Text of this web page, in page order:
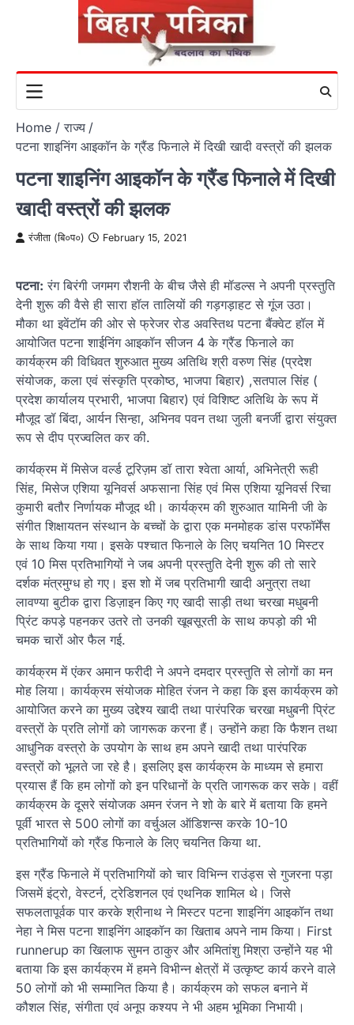
Home
राज्य
पटना शाइनिंग आइकॉन के ग्रैंड फिनाले में दिखी खादी वस्त्रों की झलक
पटना शाइनिंग आइकॉन के ग्रैंड फिनाले में दिखी
खादी वस्त्रों की झलक
रंजीता (बि०प०) February 15, 2021
पटना: रंग बिरंगी जगमग रौशनी के बीच जैसे ही मॉडल्स ने अपनी प्रस्तुति
देनी शुरू की वैसे ही सारा हॉल तालियों की गड़गड़ाहट से गूंज उठा।
मौका था इवेंटॉम की ओर से फ्रेजर रोड अवस्तिथ पटना बैंक्वेट हॉल में
आयोजित पटना शाईनिंग आइकॉन सीजन 4 के ग्रैंड फिनाले का
कार्यक्रम की विधिवत शुरुआत मुख्य अतिथि श्री वरुण सिंह (प्रदेश
संयोजक, कला एवं संस्कृति प्रकोष्ठ, भाजपा बिहार) ,सतपाल सिंह (
प्रदेश कार्यालय प्रभारी, भाजपा बिहार) एवं विशिष्ट अतिथि के रूप में
मौजूद डॉ बिंदा, आर्यन सिन्हा, अभिनव पवन तथा जुली बनर्जी द्वारा संयुक्त
रूप से दीप प्रज्वलित कर की.
कार्यक्रम में मिसेज वर्ल्ड टूरिज़म डॉ तारा श्वेता आर्या, अभिनेत्री रूही
सिंह, मिसेज एशिया यूनिवर्स अफसाना सिंह एवं मिस एशिया यूनिवर्स रिचा
कुमारी बतौर निर्णायक मौजूद थी। कार्यक्रम की शुरुआत यामिनी जी के
संगीत शिक्षायतन संस्थान के बच्चों के द्वारा एक मनमोहक डांस परफॉर्मेंस
के साथ किया गया। इसके पश्चात फिनाले के लिए चयनित 10 मिस्टर
एवं 10 मिस प्रतिभागियों ने जब अपनी प्रस्तुति देनी शुरू की तो सारे
दर्शक मंत्रमुग्ध हो गए। इस शो में जब प्रतिभागी खादी अनुत्रा तथा
लावण्या बुटीक द्वारा डिज़ाइन किए गए खादी साड़ी तथा चरखा मधुबनी
प्रिंट कपड़े पहनकर उतरे तो उनकी खूबसूरती के साथ कपड़ो की भी
चमक चारों ओर फैल गई.
कार्यक्रम में एंकर अमान फरीदी ने अपने दमदार प्रस्तुति से लोगों का मन
मोह लिया। कार्यक्रम संयोजक मोहित रंजन ने कहा कि इस कार्यक्रम को
आयोजित करने का मुख्य उद्देश्य खादी तथा पारंपरिक चरखा मधुबनी प्रिंट
वस्त्रों के प्रति लोगों को जागरूक करना हैं। उन्होंने कहा कि फैशन तथा
आधुनिक वस्त्रो के उपयोग के साथ हम अपने खादी तथा पारंपरिक
वस्त्रों को भूलते जा रहे है। इसलिए इस कार्यक्रम के माध्यम से हमारा
प्रयास हैं कि हम लोगों को इन परिधानों के प्रति जागरूक कर सके। वहीं
कार्यक्रम के दूसरे संयोजक अमन रंजन ने शो के बारे में बताया कि हमने
पूर्वी भारत से 500 लोगों का वर्चुअल ऑडिशन्स करके 10-10
प्रतिभागियों को ग्रैंड फिनाले के लिए चयनित किया था.
इस ग्रैंड फिनाले में प्रतिभागियों को चार विभिन्न राउंड्स से गुजरना पड़ा
जिसमें इंट्रो, वेस्टर्न, ट्रेडिशनल एवं एथनिक शामिल थे। जिसे
सफलतापूर्वक पार करके श्रीनाथ ने मिस्टर पटना शाइनिंग आइकॉन तथा
नेहा ने मिस पटना शाइनिंग आइकॉन का खिताब अपने नाम किया। First
runnerup का खिलाफ सुमन ठाकुर और अमितांशु मिश्रा उन्होंने यह भी
बताया कि इस कार्यक्रम में हमने विभीन्न क्षेत्रों में उत्कृष्ट कार्य करने वाले
50 लोगों को भी सम्मानित किया है। कार्यक्रम को सफल बनाने में
कौशल सिंह, संगीता एवं अनूप कश्यप ने भी अहम भूमिका निभायी।